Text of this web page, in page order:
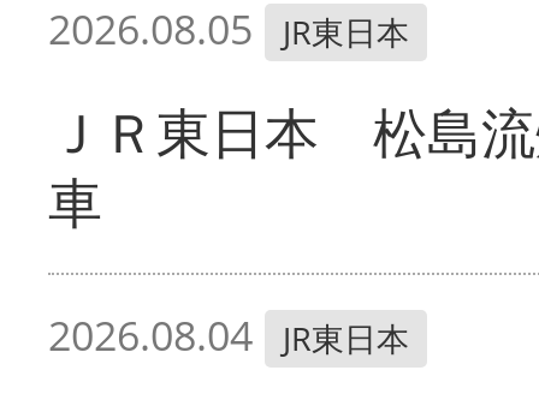
2026.08.05 JR東日本
ＪＲ東日本 松島
車
2026.08.04 JR東日本